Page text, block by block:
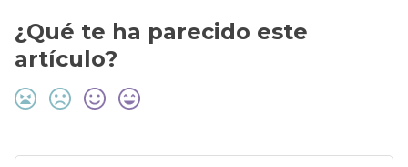
¿Qué te ha parecido este
artículo?